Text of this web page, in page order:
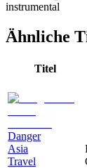
instrumental
Ähnliche
Titel
Danger
Asia
Travel